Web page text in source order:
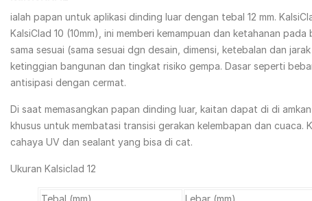
ialah papan untuk aplikasi dinding luar dengan tebal 12 mm.
KalsiClad 10 (10mm), ini memberi kemampuan dan ketahanan
sama sesuai (sama sesuai dgn desain, dimensi, ketebalan dan
ketinggian bangunan dan tingkat risiko gempa. Dasar seperti
antisipasi dengan cermat.
Di saat memasangkan papan dinding luar, kaitan dapat di di
khusus untuk membatasi transisi gerakan kelembapan dan
cahaya UV dan sealant yang bisa di cat.
Ukuran Kalsiclad 12
Tebal (mm) Lebar (mm)